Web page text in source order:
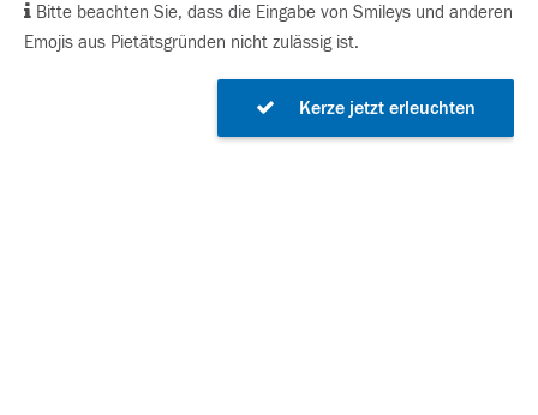
Bitte beachten Sie, dass die Eingabe von Smileys und anderen
Emojis aus Pietätsgründen nicht zulässig ist.
Kerze jetzt erleuchten